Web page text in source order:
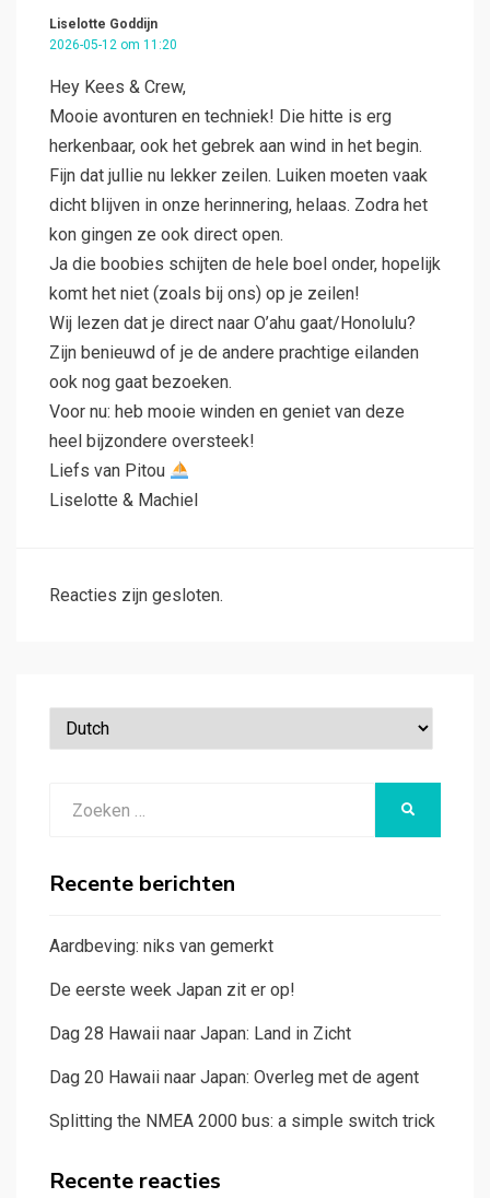
Liselotte Goddijn
2026-05-12 om 11:20
Hey Kees & Crew,
Mooie avonturen en techniek! Die hitte is erg
herkenbaar, ook het gebrek aan wind in het begin.
Fijn dat jullie nu lekker zeilen. Luiken moeten vaak
dicht blijven in onze herinnering, helaas. Zodra het
kon gingen ze ook direct open.
Ja die boobies schijten de hele boel onder, hopelijk
komt het niet (zoals bij ons) op je zeilen!
Wij lezen dat je direct naar O’ahu gaat/Honolulu?
Zijn benieuwd of je de andere prachtige eilanden
ook nog gaat bezoeken.
Voor nu: heb mooie winden en geniet van deze
heel bijzondere oversteek!
Liefs van Pitou
Liselotte & Machiel
Reacties zijn gesloten.
naar:
Recente berichten
Aardbeving: niks van gemerkt
De eerste week Japan zit er op!
Dag 28 Hawaii naar Japan: Land in Zicht
Dag 20 Hawaii naar Japan: Overleg met de agent
Splitting the NMEA 2000 bus: a simple switch trick
Recente reacties